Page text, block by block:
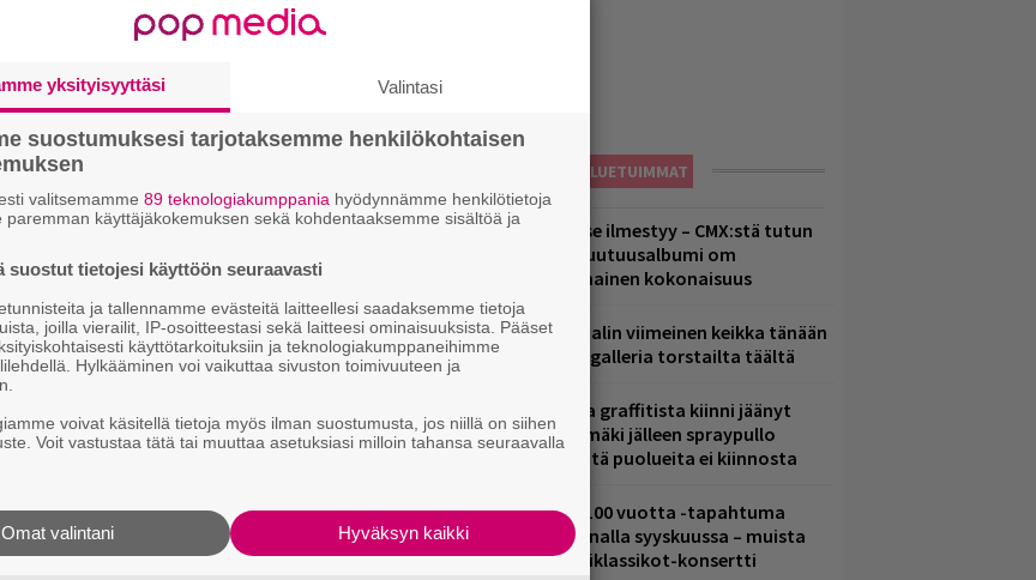
mistä kahvitauolla puhutaan! Nappaa
suoraan sähköpostiin tästä.
LUETUIMMAT
Huomenna se ilmestyy – CMX:stä tutun
A.W. Yrjänän uutuusalbumi om
mammuttimainen kokonaisuus
Eppu Normaalin viimeinen keikka tänään
– katso kuvagalleria torstailta täältä
Laittomasta graffitista kiinni jäänyt
Paavo Arhinmäki jälleen spraypullo
kädessä – näitä puolueita ei kiinnosta
Valtava Yle 100 vuotta -tapahtuma
Veikkaus Arenalla syyskuussa – muista
myös metalliklassikot-konsertti
yksityisyyttäsi Valintasi
suostumuksesi tarjotaksemme henkilökohtaisen
valitsemamme 89 teknologiakumppania hyödynnämme henkilötietoja
paremman käyttäjäkokemuksen sekä kohdentaaksemme sisältöä ja
suostut tietojesi käyttöön seuraavasti
ja tallennamme evästeitä laitteellesi saadaksemme tietoja
joilla vierailit, IP-osoitteestasi sekä laitteesi ominaisuuksista. Pääset
käyttötarkoituksiin ja teknologiakumppaneihimme
Hylkääminen voi vaikuttaa sivuston toimivuuteen ja
voivat käsitellä tietoja myös ilman suostumusta, jos niillä on siihen
Voit vastustaa tätä tai muuttaa asetuksiasi milloin tahansa seuraavalla
Hyväksyn kaikki
Omat valintani